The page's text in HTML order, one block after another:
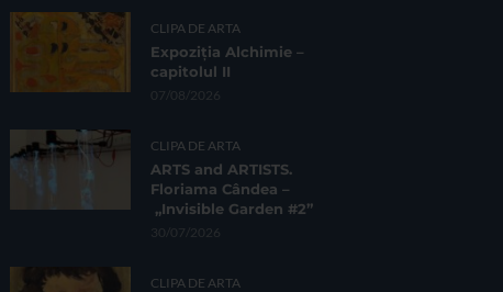
CLIPA DE ARTA
Expoziția Alchimie –
capitolul II
07/08/2026
CLIPA DE ARTA
ARTS and ARTISTS.
Floriama Cândea –
„Invisible Garden #2”
30/07/2026
CLIPA DE ARTA